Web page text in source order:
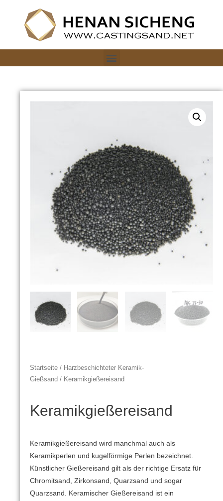
Startseite / Harzbeschichteter Keramik-
Gießsand / Keramikgießereisand
Keramikgießereisand
Keramikgießereisand wird manchmal auch als
Keramikperlen und kugelförmige Perlen bezeichnet.
Künstlicher Gießereisand gilt als der richtige Ersatz für
Chromitsand, Zirkonsand, Quarzsand und sogar
Quarzsand. Keramischer Gießereisand ist ein